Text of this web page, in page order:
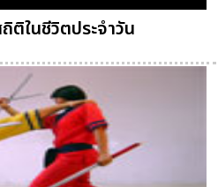
ติในชีวิตประจำวัน